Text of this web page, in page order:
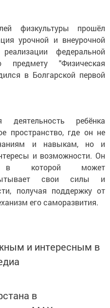
физкультуры прошёл
урочной и внеурочной
федеральной
"Физическая
в Болгарской первой
ребёнка
пространство, где он не
и навыкам, но и
и возможности. Он
в которой может
свои силы и
получая поддержку от
его саморазвития.
и интересным в
в